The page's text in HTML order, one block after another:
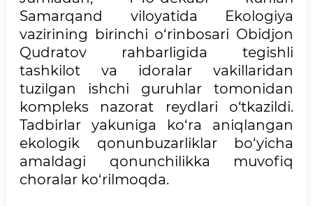
Samarqand viloyatida Ekologiya
vazirining birinchi o‘rinbosari Obidjon
Qudratov rahbarligida tegishli
tashkilot va idoralar vakillaridan
tuzilgan ishchi guruhlar tomonidan
kompleks nazorat reydlari o‘tkazildi.
Tadbirlar yakuniga ko‘ra aniqlangan
ekologik qonunbuzarliklar bo‘yicha
amaldagi qonunchilikka muvofiq
choralar ko‘rilmoqda.